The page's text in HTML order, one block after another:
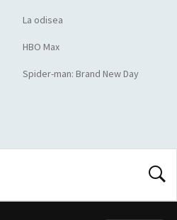
La odisea
HBO Max
Spider-man: Brand New Day